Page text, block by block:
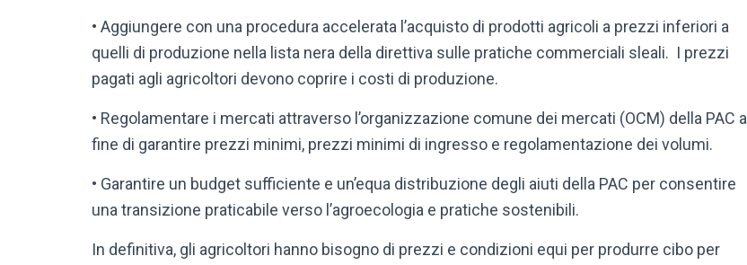
• Aggiungere con una procedura accelerata l’acquisto di prodotti agricoli a prezzi inferiori a
quelli di produzione nella lista nera della direttiva sulle pratiche commerciali sleali. I prezzi
pagati agli agricoltori devono coprire i costi di produzione.
• Regolamentare i mercati attraverso l’organizzazione comune dei mercati (OCM) della PAC al
fine di garantire prezzi minimi, prezzi minimi di ingresso e regolamentazione dei volumi.
• Garantire un budget sufficiente e un’equa distribuzione degli aiuti della PAC per consentire
una transizione praticabile verso l’agroecologia e pratiche sostenibili.
In definitiva, gli agricoltori hanno bisogno di prezzi e condizioni equi per produrre cibo per